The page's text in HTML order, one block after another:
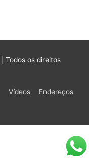
| Todos os direitos
Vídeos
Endereços